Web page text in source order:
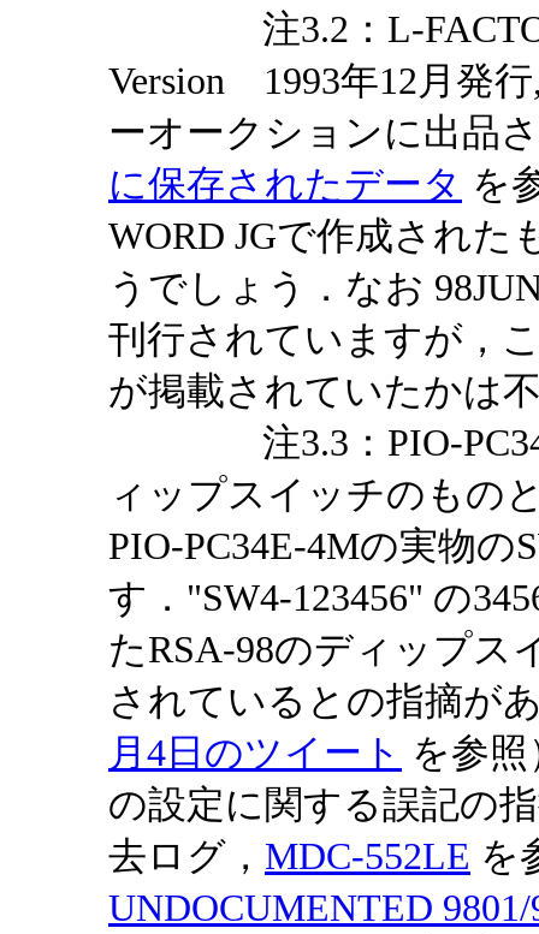
注3.2：L-
Version 1993年12月発
ーオークションに出品
に保存されたデータ を
WORD JGで作成され
うでしょう．なお
刊行されていますが，
が掲載されていたかは
注3.3：PIO-PC34E-
ィップスイッチのもの
PIO-PC34E-4Mの実物
す．"SW4-123456" の
たRSA-98のディップス
されているとの指摘が
月4日のツイート を参照
の設定に関する誤記の
去ログ， MDC-552LE を
UNDOCUMENTED